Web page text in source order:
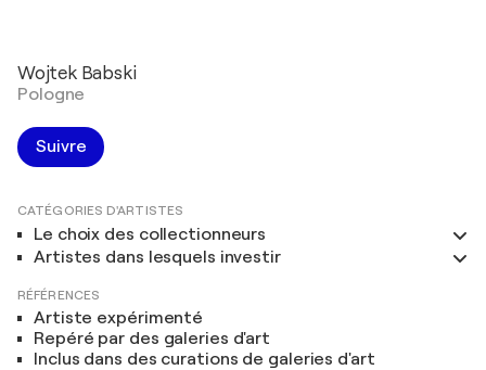
Wojtek Babski
Pologne
Suivre
CATÉGORIES D'ARTISTES
Le choix des collectionneurs
Artistes dans lesquels investir
RÉFÉRENCES
Artiste expérimenté
Repéré par des galeries d'art
Inclus dans des curations de galeries d'art